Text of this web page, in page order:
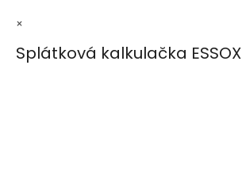
×
Splátková kalkulačka ESSOX